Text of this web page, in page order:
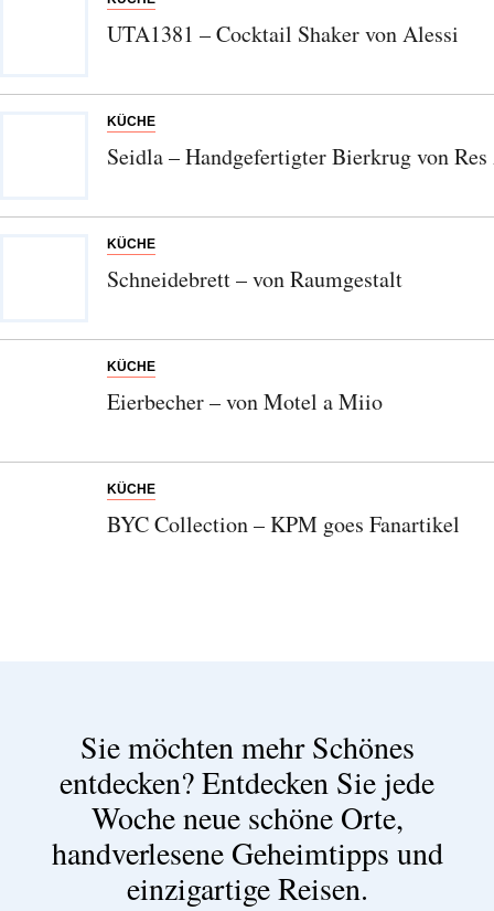
UTA1381 – Cocktail Shaker von Alessi
KÜCHE
Seidla – Handgefertigter Bierkrug von
KÜCHE
Schneidebrett – von Raumgestalt
KÜCHE
Eierbecher – von Motel a Miio
KÜCHE
BYC Collection – KPM goes Fanartikel
Sie möchten mehr Schönes
entdecken?Entdecken Sie jede
Woche neue schöne Orte,
handverlesene Geheimtipps und
einzigartige Reisen.
Entdecken Sie jede Woche neue schöne
Orte, handverlesene Geheimtipps und
einzigartige Reisen.
Bitte schicken Sie mir bis zum Widerruf meiner
zur Kenntnis genommen und akzeptiere diese.
SENDEN